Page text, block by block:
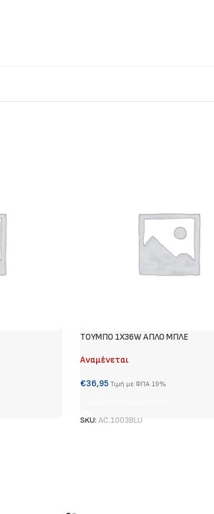
ΤΟΥΜΠΟ 1Χ36W ΑΠΛΟ ΜΠΛΕ
Αναμένεται
€36,95 Τιμή με ΦΠΑ 19%
SKU: AC.1003BLU